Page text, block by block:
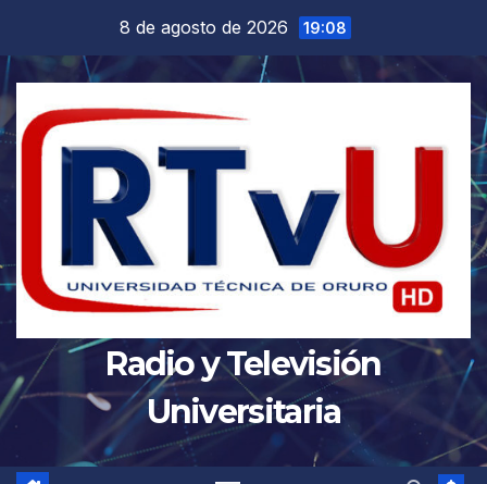
contenido
8 de agosto de 2026 19:08
Radio y Televisión
Universitaria